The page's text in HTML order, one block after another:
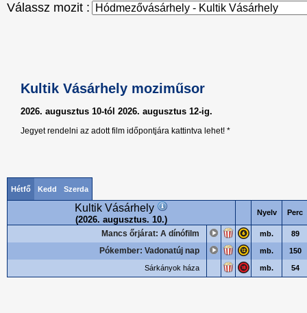
Válassz mozit :
Kultik Vásárhely moziműsor
2026. augusztus 10-tól 2026. augusztus 12-ig.
Jegyet rendelni az adott film időpontjára kattintva lehet! *
Hétfő Kedd Szerda
Kultik Vásárhely
(2026. augusztus. 10.)
Nyelv Perc
Mancs őrjárat: A dínófilm mb. 89
Pókember: Vadonatúj nap mb. 150
Sárkányok háza mb. 54